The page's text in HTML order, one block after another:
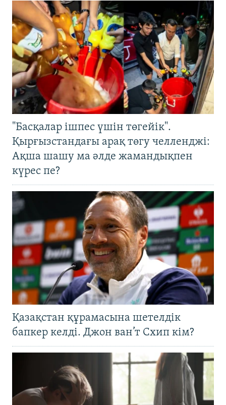
"Басқалар ішпес үшін төгейік".
Қырғызстандағы арақ төгу челленджі:
Ақша шашу ма әлде жамандықпен
күрес пе?
Қазақстан құрамасына шетелдік
бапкер келді. Джон ван’т Схип кім?